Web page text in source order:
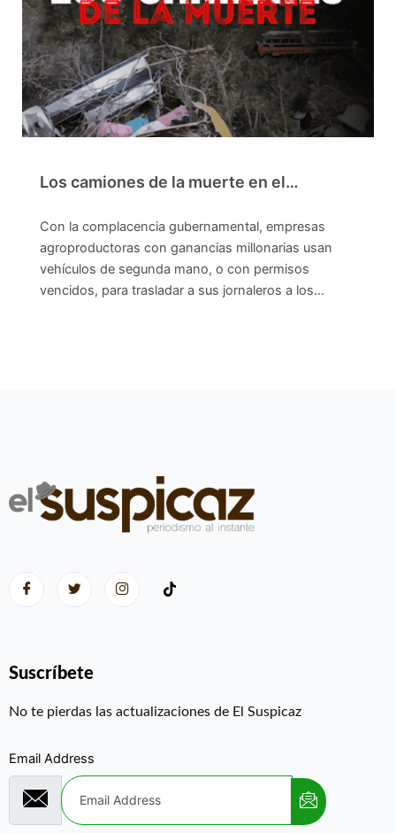
Los camiones de la muerte en el…
Con la complacencia gubernamental, empresas
agroproductoras con ganancias millonarias usan
vehículos de segunda mano, o con permisos
vencidos, para trasladar a sus jornaleros a los…
Suscríbete
No te pierdas las actualizaciones de El Suspicaz
Email Address